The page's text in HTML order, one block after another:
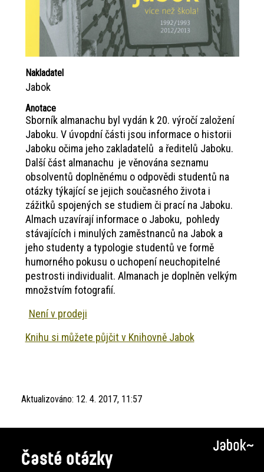
Nakladatel
Jabok
Anotace
Sborník almanachu byl vydán k 20. výročí založení
Jaboku. V úvopdní části jsou informace o historii
Jaboku očima jeho zakladatelů a ředitelů Jaboku.
Další část almanachu je věnována seznamu
obsolventů doplněnému o odpovědi studentů na
otázky týkající se jejich současného života i
zážitků spojených se studiem či prací na Jaboku.
Almach uzavírají informace o Jaboku, pohledy
stávajících i minulých zaměstnanců na Jabok a
jeho studenty a typologie studentů ve formě
humorného pokusu o uchopení neuchopitelné
pestrosti individualit. Almanach je doplněn velkým
množstvím fotografií.
Není v prodeji
Knihu si můžete půjčit v Knihovně Jabok
Aktualizováno: 12. 4. 2017, 11:57
Časté otázky